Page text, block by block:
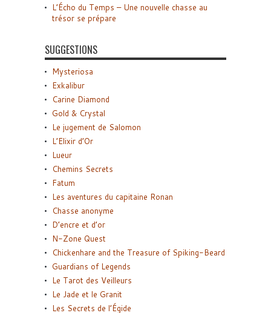
L’Écho du Temps – Une nouvelle chasse au
trésor se prépare
SUGGESTIONS
Mysteriosa
Exkalibur
Carine Diamond
Gold & Crystal
Le jugement de Salomon
L’Elixir d’Or
Lueur
Chemins Secrets
Fatum
Les aventures du capitaine Ronan
Chasse anonyme
D’encre et d’or
N-Zone Quest
Chickenhare and the Treasure of Spiking-Beard
Guardians of Legends
Le Tarot des Veilleurs
Le Jade et le Granit
Les Secrets de l’Égide